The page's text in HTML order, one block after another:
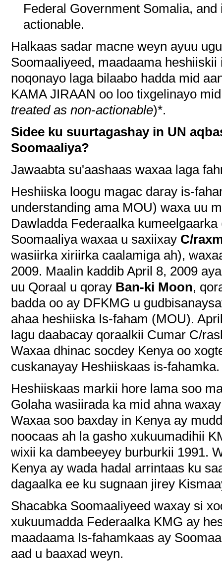
Federal Government Somalia,
actionable.
Halkaas sadar macne weyn ayuu
Soomaaliyeed, maadaama
noqonayo laga bilaabo hadda mid
KAMA JIRAAN oo loo tixgelinayo
treated as non-actionable)*.
Sidee ku suurtagashay in UN
Soomaaliya?
Jawaabta su'aashaas waxaa laga
Heshiiska loogu magac daray is-
understanding ama MOU) waxa uu
Dawladda Federaalka
Soomaaliya waxaa u saxiixay C/
wasiirka xiriirka caalamiga ah),
2009. Maalin kaddib April 8, 2009
uu Qoraal u qoray Ban-ki Moon,
badda oo ay DFKMG u
ahaa heshiiska Is-faham (MOU).
lagu daabacay qoraalkii Cumar C/
Waxaa dhinac socdey Kenya oo
cuskanayay Heshiiskaas is-fahamka.
Heshiiskaas markii hore lama soo
Golaha wasiirada ka mid ahna
Waxaa soo baxday in Kenya ay
noocaas ah la gasho xukuumadihii
wixii ka dambeeyey burburkii 1991.
Kenya ay wada hadal arrintaas ku
dagaalka ee ku sugnaan jirey
Shacabka Soomaaliyeed waxay si
xukuumadda Federaalka KMG ay
maadaama Is-fahamkaas ay
aad u baaxad weyn.